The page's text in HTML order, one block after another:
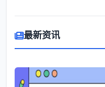
最新资讯